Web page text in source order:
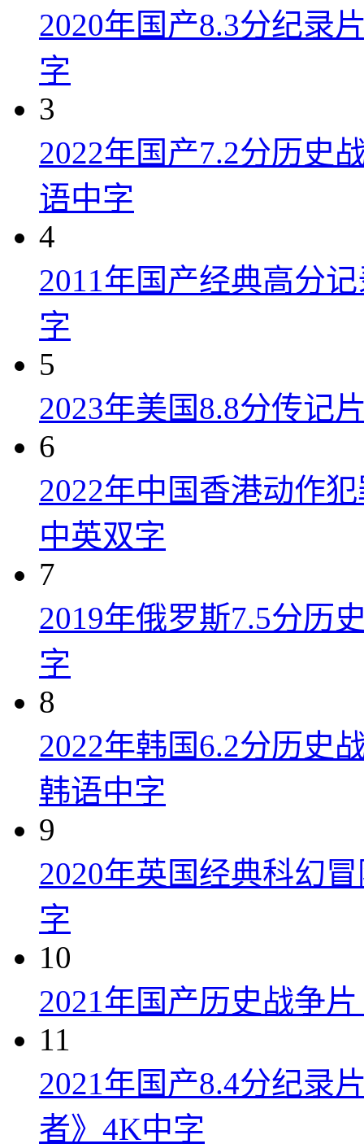
2020年国产8.3分纪录
字
3
2022年国产7.2分历史
语中字
4
2011年国产经典高分
字
5
2023年美国8.8分传记
6
2022年中国香港动作
中英双字
7
2019年俄罗斯7.5分历
字
8
2022年韩国6.2分历史
韩语中字
9
2020年英国经典科幻
字
10
2021年国产历史战争
11
2021年国产8.4分纪录
者》4K中字